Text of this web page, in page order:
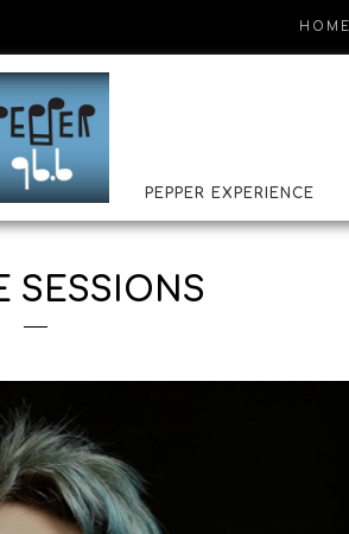
HOME
PEPPER EXPERIENCE
SESSIONS